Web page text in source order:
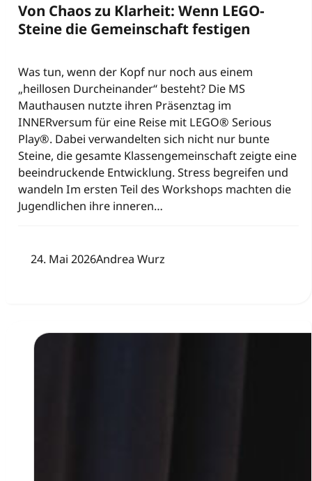
Von Chaos zu Klarheit: Wenn LEGO-
Steine die Gemeinschaft festigen
Was tun, wenn der Kopf nur noch aus einem
„heillosen Durcheinander“ besteht? Die MS
Mauthausen nutzte ihren Präsenztag im
INNERversum für eine Reise mit LEGO® Serious
Play®. Dabei verwandelten sich nicht nur bunte
Steine, die gesamte Klassengemeinschaft zeigte eine
beeindruckende Entwicklung. Stress begreifen und
wandeln Im ersten Teil des Workshops machten die
Jugendlichen ihre inneren…
24. Mai 2026Andrea Wurz